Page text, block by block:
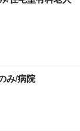
み/病院